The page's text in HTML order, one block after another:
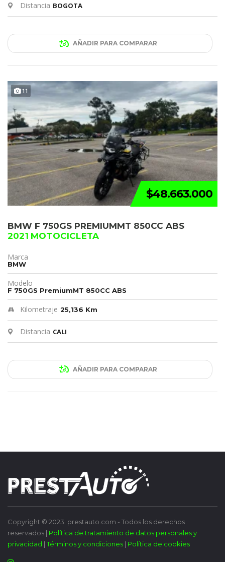
Distancia BOGOTA
AÑADIR PARA COMPARAR
11
$48.663.000
BMW F 750GS PREMIUMMT 850CC ABS
2021 MOTOCICLETA
Marca
BMW
Modelo
F 750GS PremiumMT 850CC ABS
Kilometraje 25,136 Km
Distancia CALI
AÑADIR PARA COMPARAR
Copyright © 2023. prestauto.com - Todos los derechos
reservados | Política de tratamiento de datos personales y
privacidad |Términos y condiciones | Política de cookies